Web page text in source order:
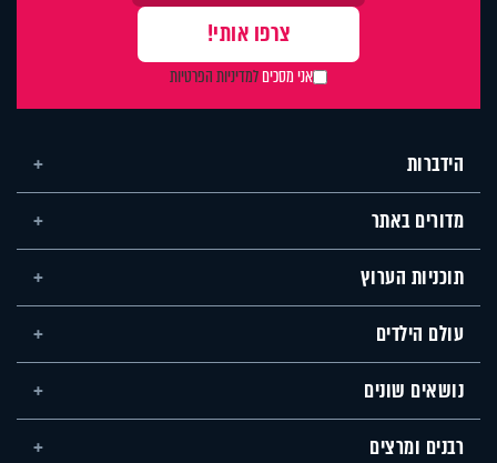
אני מסכיםלמדיניות הפרטיות
הידברות
מדורים באתר
תוכניות הערוץ
עולם הילדים
נושאים שונים
רבנים ומרצים